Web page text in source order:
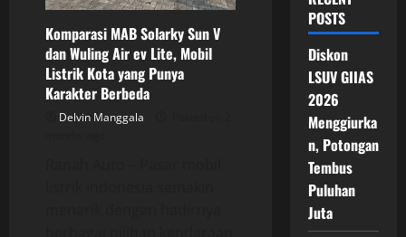
Komparasi MAB Solarky Sun V
dan Wuling Air ev Lite, Mobil
Listrik Kota yang Punya
Karakter Berbeda
Delvin Manggala
POSTS
Diskon
LSUV GIIAS
2026
Menggiurka
n, Potongan
Tembus
Puluhan
Juta